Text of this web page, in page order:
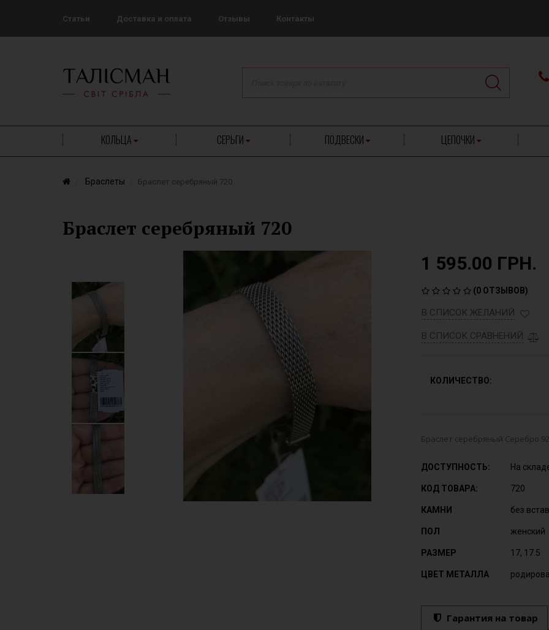
Статьи Доставка и оплата Отзывы Контакты
КОЛЬЦА СЕРЬГИ ПОДВЕСКИ ЦЕПОЧКИ
Браслеты Браслет серебряный 720
Браслет серебряный 720
1 595.00 ГРН.
(0 ОТЗЫВОВ)
В СПИСОК ЖЕЛАНИЙ
В СПИСОК СРАВНЕНИЙ
КОЛИЧЕСТВО:
Браслет серебряный Серебро
ДОСТУПНОСТЬ: На
КОД ТОВАРА: 720
КАМНИ без
ПОЛ женский
РАЗМЕР 17, 17.5
ЦВЕТ МЕТАЛЛА
Гарантия на товар